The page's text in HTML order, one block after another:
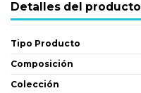
Detalles del producto
Tipo Producto
Composición
Colección